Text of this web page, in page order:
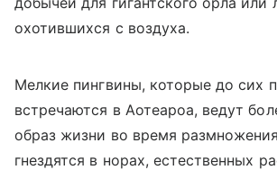
охотившихся с воздуха.
Мелкие пингвины, которые до сих
встречаются в Аотеароа, ведут
образ жизни во время
гнездятся в норах, естественных